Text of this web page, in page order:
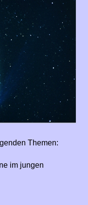
Themen:
im jungen